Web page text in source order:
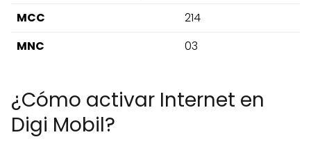
MCC
214
MNC
03
¿Cómo activar Internet en
Digi Mobil?